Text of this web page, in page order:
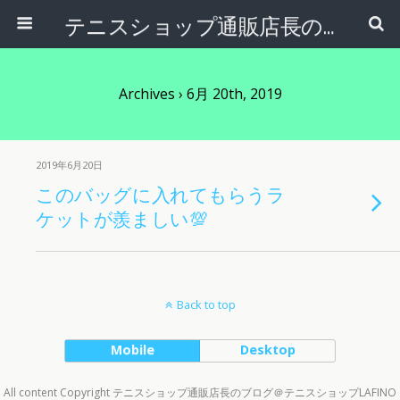
テニスショップ通販店長のブログ＠テニスショップLAFINO 西山克久
Archives › 6月 20th, 2019
2019年6月20日
このバッグに入れてもらうラ
ケットが羨ましい💯
Back to top
Mobile Desktop
All content Copyright テニスショップ通販店長のブログ＠テニスショップLAFINO